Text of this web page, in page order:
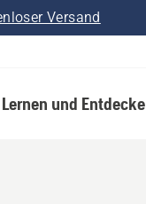
Versand
Lernen und